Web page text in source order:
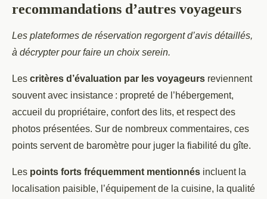
recommandations d’autres voyageurs
Les plateformes de réservation regorgent d’avis détaillés,
à décrypter pour faire un choix serein.
Les critères d’évaluation par les voyageurs reviennent
souvent avec insistance : propreté de l’hébergement,
accueil du propriétaire, confort des lits, et respect des
photos présentées. Sur de nombreux commentaires, ces
points servent de baromètre pour juger la fiabilité du gîte.
Les points forts fréquemment mentionnés incluent la
localisation paisible, l’équipement de la cuisine, la qualité